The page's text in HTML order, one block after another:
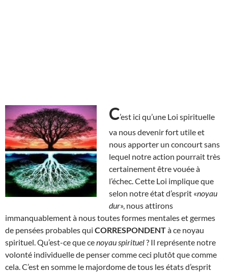
C’est ici qu’une Loi spirituelle
va nous devenir fort utile et
nous apporter un concourt sans
lequel notre action pourrait très
certainement être vouée à
l’échec. Cette Loi implique que
selon notre état d’esprit «noyau
dur», nous attirons
immanquablement à nous toutes formes mentales et germes
de pensées probables qui CORRESPONDENTà ce noyau
spirituel. Qu’est-ce que cenoyau spirituel? Il représente notre
volonté individuelle de penser comme ceci plutôt que comme
cela. C’est en somme le majordome de tous les états d’esprit